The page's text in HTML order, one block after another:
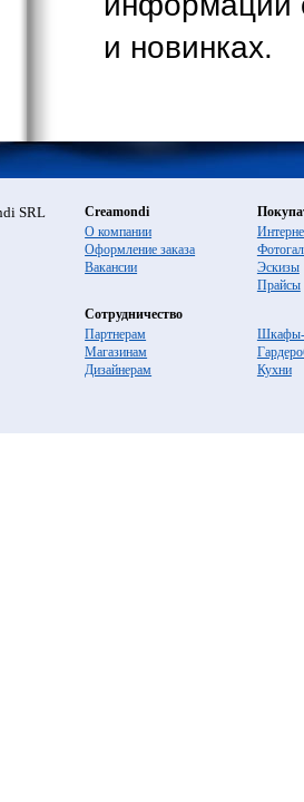
и новинках.
SRL
Creamondi
О компании
Оформление заказа
Вакансии
Эскизы
Прайсы
Сотрудничество
Партнерам
Магазинам
Дизайнерам
Шкафы-
Кухни